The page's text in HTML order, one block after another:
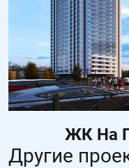
ЖК На
Другие